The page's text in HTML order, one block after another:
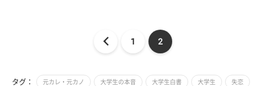
1 2
タグ： 元カレ・元カノ 大学生の本音 大学生白書 大学生 失恋